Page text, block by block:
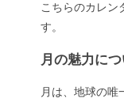
こちらのカレン
す。
月の魅力に
月は、地球の唯